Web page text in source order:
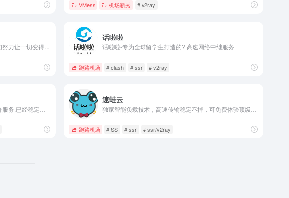
VMess 机场新秀 # v2ray
没有时间的束缚，没有繁琐的套餐，我们努力让一切变得简单。
话啦啦
话啦啦-专为全球留学生打造的? 高速网络中继服务
跑路机场 # clash # ssr # v2ray
速蛙云
跑路机场 # SS # ssr # ssr/v2ray